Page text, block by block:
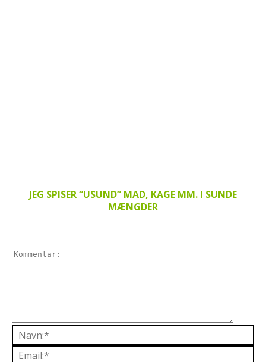
JEG SPISER “USUND” MAD, KAGE MM. I SUNDE
MÆNGDER